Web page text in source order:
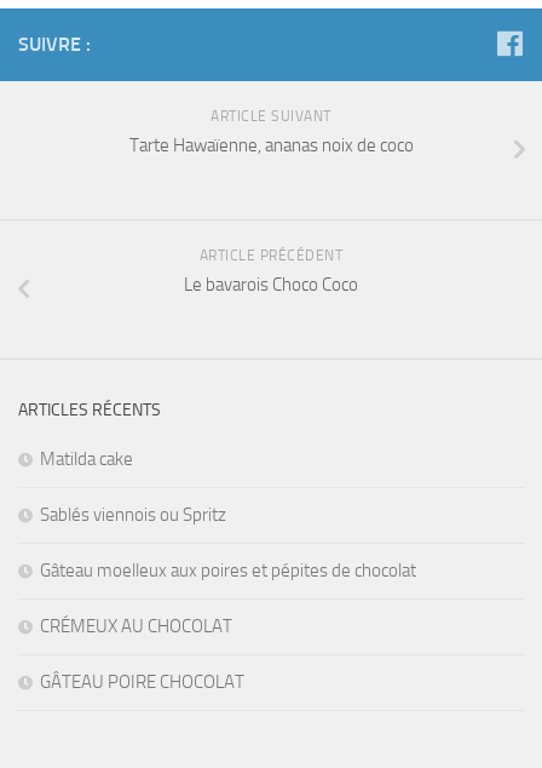
SUIVRE :
ARTICLE SUIVANT
Tarte Hawaïenne, ananas noix de coco
ARTICLE PRÉCÉDENT
Le bavarois Choco Coco
ARTICLES RÉCENTS
Matilda cake
Sablés viennois ou Spritz
Gâteau moelleux aux poires et pépites de chocolat
CRÉMEUX AU CHOCOLAT
GÂTEAU POIRE CHOCOLAT